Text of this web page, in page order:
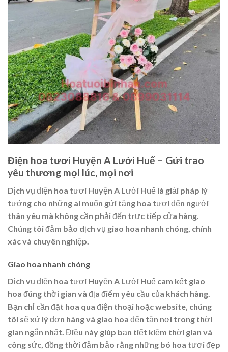
Điện hoa tươi Huyện A Lưới Huế – Gửi trao
yêu thương mọi lúc, mọi nơi
Dịch vụ điện hoa tươi Huyện A Lưới Huế là giải pháp lý
tưởng cho những ai muốn gửi tặng hoa tươi đến người
thân yêu mà không cần phải đến trực tiếp cửa hàng.
Chúng tôi đảm bảo dịch vụ giao hoa nhanh chóng, chính
xác và chuyên nghiệp.
Giao hoa nhanh chóng
Dịch vụ điện hoa tươi Huyện A Lưới Huế cam kết giao
hoa đúng thời gian và địa điểm yêu cầu của khách hàng.
Bạn chỉ cần đặt hoa qua điện thoại hoặc website, chúng
tôi sẽ xử lý đơn hàng và giao hoa đến tận nơi trong thời
gian ngắn nhất. Điều này giúp bạn tiết kiệm thời gian và
công sức, đồng thời đảm bảo rằng những bó hoa tươi đẹp